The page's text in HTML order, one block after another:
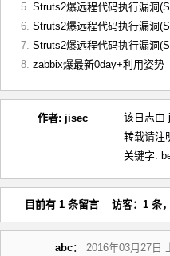
Struts2爆远程代码执行漏洞
Struts2爆远程代码执行漏洞
Struts2爆远程代码执行漏洞
zabbix爆最新0day+利用姿势
作者: jisec 该日志由
转载请注
关键字:
目前有 1 条留言 访客：1 条
abc： 2016年03月27日